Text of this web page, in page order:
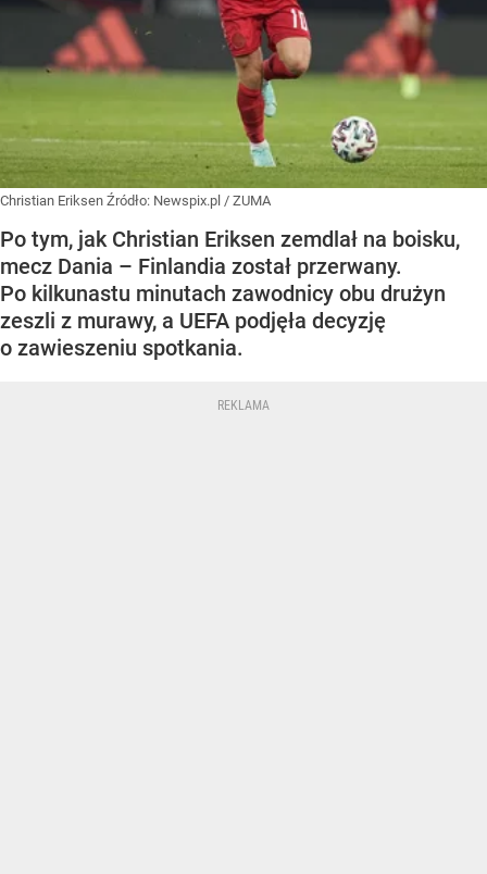
Christian Eriksen Źródło: Newspix.pl / ZUMA
Po tym, jak Christian Eriksen zemdlał na boisku,
mecz Dania – Finlandia został przerwany.
Po kilkunastu minutach zawodnicy obu drużyn
zeszli z murawy, a UEFA podjęła decyzję
o zawieszeniu spotkania.